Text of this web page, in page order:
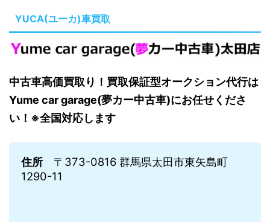
YUCA(ユーカ)車買取
中古車高価買取り！買取保証型オークション代行は
Yume car garage(夢カー中古車)にお任せくださ
い！※全国対応します
住所 〒373-0816 群馬県太田市東矢島町
1290-11